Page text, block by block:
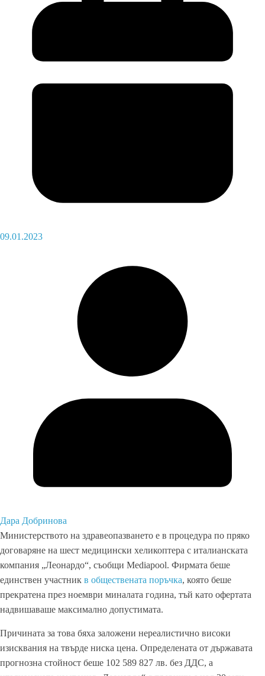
09.01.2023
Дара Добринова
Министерството на здравеопазването е в процедура по пряко
договаряне на шест медицински хеликоптера с италианската
компания „Леонардо“, съобщи Mediapool. Фирмата беше
единствен участник в обществената поръчка, която беше
прекратена през ноември миналата година, тъй като офертата
надвишаваше максимално допустимата.
Причината за това бяха заложени нереалистично високи
изисквания на твърде ниска цена. Определената от държавата
прогнозна стойност беше 102 589 827 лв. без ДДС, а